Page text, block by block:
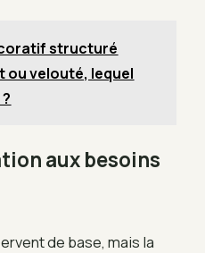
structuré
ou velouté, lequel
aux besoins
de base, mais la